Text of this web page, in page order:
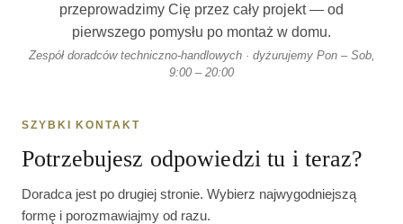
przeprowadzimy Cię przez cały projekt — od
pierwszego pomysłu po montaż w domu.
Zespół doradców techniczno-handlowych · dyżurujemy Pon – Sob,
9:00 – 20:00
SZYBKI KONTAKT
Potrzebujesz odpowiedzi tu i teraz?
Doradca jest po drugiej stronie. Wybierz najwygodniejszą
formę i porozmawiajmy od razu.